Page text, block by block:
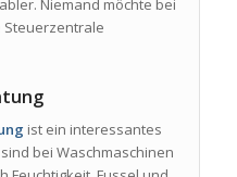
Niemand möchte bei
Steuerzentrale
ist ein interessantes
bei Waschmaschinen